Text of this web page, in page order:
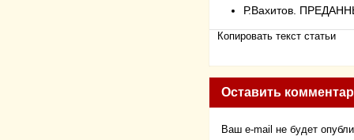
Р.Вахитов.
Копировать текст статьи
Оставить
Ваш e-mail не будет